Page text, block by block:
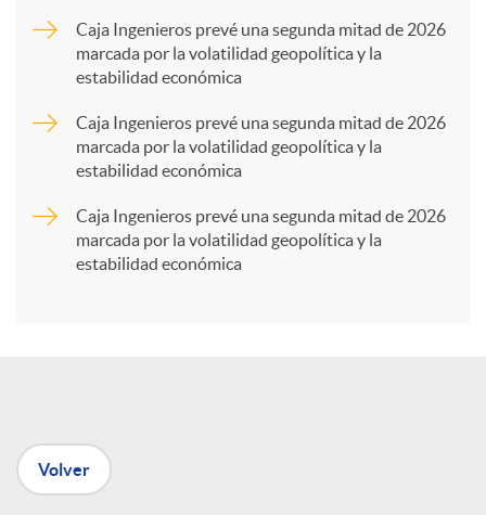
a
n
Caja Ingenieros prevé una segunda mitad de 2026
marcada por la volatilidad geopolítica y la
estabilidad económica
Caja Ingenieros prevé una segunda mitad de 2026
marcada por la volatilidad geopolítica y la
estabilidad económica
Caja Ingenieros prevé una segunda mitad de 2026
marcada por la volatilidad geopolítica y la
estabilidad económica
Volver